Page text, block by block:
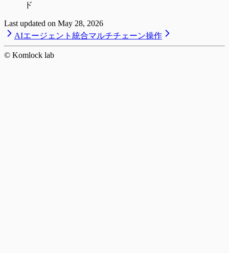
ド
Last updated on May 28, 2026
AIエージェント統合マルチチェーン操作
© Komlock lab